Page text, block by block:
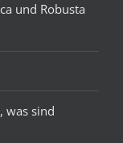
und Robusta
was sind